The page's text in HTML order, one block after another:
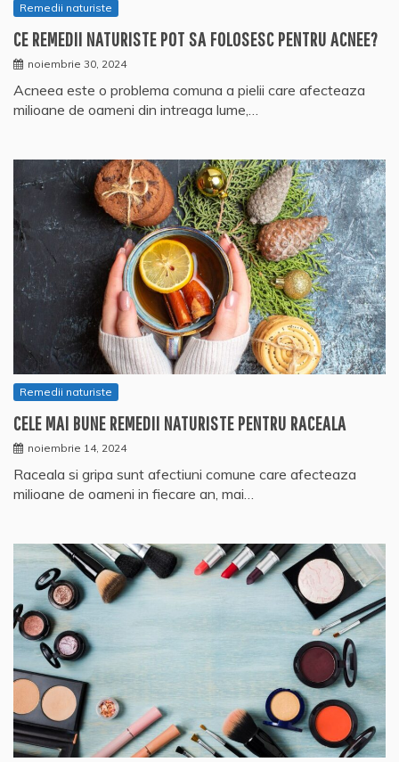
Remedii naturiste
CE REMEDII NATURISTE POT SA FOLOSESC PENTRU ACNEE?
noiembrie 30, 2024
Acneea este o problema comuna a pielii care afecteaza
milioane de oameni din intreaga lume,…
Remedii naturiste
CELE MAI BUNE REMEDII NATURISTE PENTRU RACEALA
noiembrie 14, 2024
Raceala si gripa sunt afectiuni comune care afecteaza
milioane de oameni in fiecare an, mai…